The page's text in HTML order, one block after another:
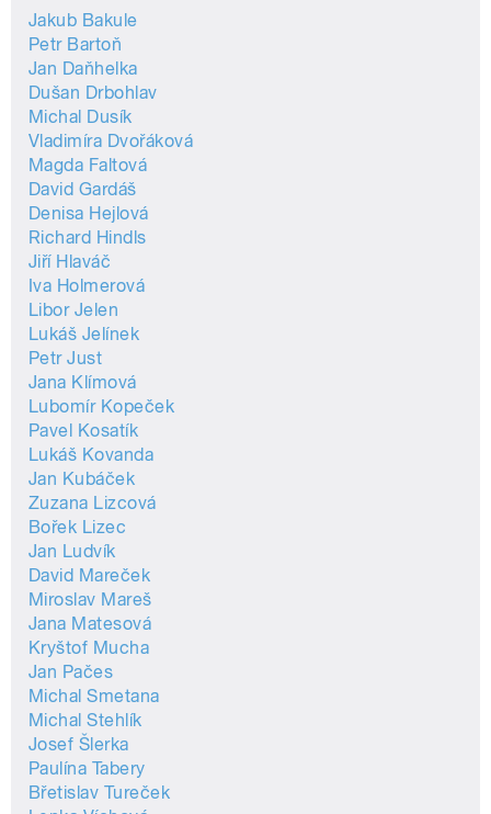
Jakub Bakule
Petr Bartoň
Jan Daňhelka
Dušan Drbohlav
Michal Dusík
Vladimíra Dvořáková
Magda Faltová
David Gardáš
Denisa Hejlová
Richard Hindls
Jiří Hlaváč
Iva Holmerová
Libor Jelen
Lukáš Jelínek
Petr Just
Jana Klímová
Lubomír Kopeček
Pavel Kosatík
Lukáš Kovanda
Jan Kubáček
Zuzana Lizcová
Bořek Lizec
Jan Ludvík
David Mareček
Miroslav Mareš
Jana Matesová
Kryštof Mucha
Jan Pačes
Michal Smetana
Michal Stehlík
Josef Šlerka
Paulína Tabery
Břetislav Tureček